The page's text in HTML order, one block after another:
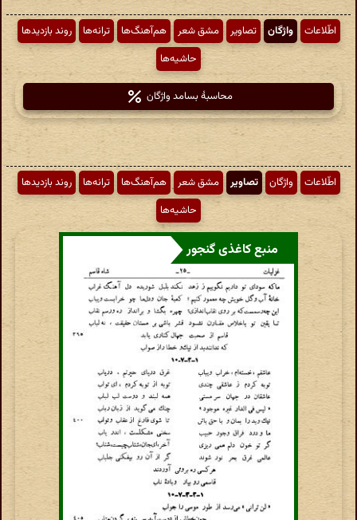
اطّلاعات واژگان تصاویر مشق شعر هم‌آهنگ‌ها ترانه‌ها
روند بازدیدها
حاشیه‌ها
محاسبهٔ بسامد واژگان
اطّلاعات واژگان تصاویر مشق شعر هم‌آهنگ‌ها ترانه‌ها
روند بازدیدها
حاشیه‌ها
منبع کاغذی گنجور